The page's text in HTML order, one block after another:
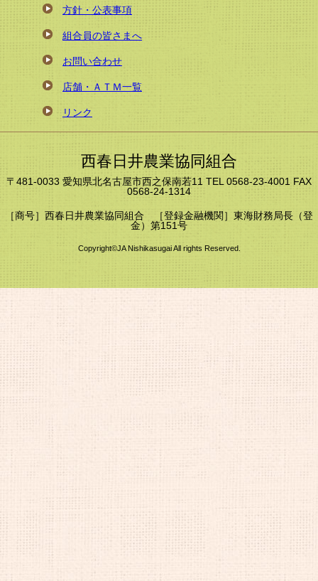
方針・公表事項
組合員の皆さまへ
お問い合わせ
店舗・ＡＴＭ一覧
リンク
西春日井農業協同組合
〒481-0033 愛知県北名古屋市西之保南若11 TEL 0568-23-4001 FAX
0568-24-1314
［商号］西春日井農業協同組合 ［登録金融機関］東海財務局長（登
金）第151号
Copyright©JA Nishikasugai All rights Reserved.